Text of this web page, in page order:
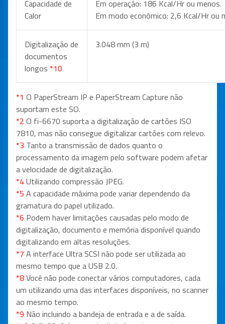
Capacidade de
Calor
Em operação: 186 Kcal/Hr ou menos.
Em modo econômico: 2,6 Kcal/Hr ou
Digitalização de
documentos
longos *10
3.048 mm (3 m)
*1 O PaperStream IP e PaperStream Capture não
suportam este SO.
*2 O fi-6670 suporta a digitalização de cartões ISO
7810, mas não consegue digitalizar cartões com relevo.
*3 Tanto a transmissão de dados quanto o
processamento da imagem pelo software podem afetar
a velocidade de digitalização.
*4Utilizando compressão JPEG.
*5 A capacidade máxima pode variar dependendo da
gramatura do papel utilizado.
*6 Podem haver limitações causadas pelo modo de
digitalização, documento e memória disponível quando
digitalizando em altas resoluções.
*7 A interface Ultra SCSI não pode ser utilizada ao
mesmo tempo que a USB 2.0.
*8Você não pode conectar vários computadores, cada
um utilizando uma das interfaces disponíveis, no scanner
ao mesmo tempo.
*9 Não incluindo a bandeja de entrada e a de saída.